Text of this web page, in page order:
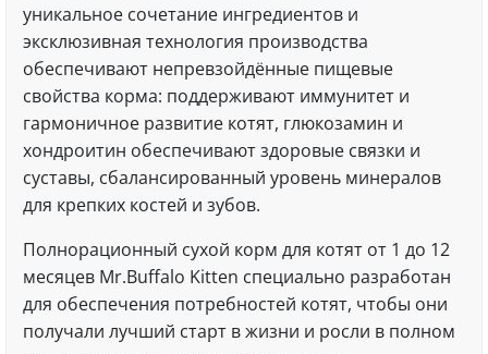
уникальное сочетание ингредиентов и
эксклюзивная технология производства
обеспечивают непревзойдённые пищевые
свойства корма: поддерживают иммунитет и
гармоничное развитие котят, глюкозамин и
хондроитин обеспечивают здоровые связки и
суставы, сбалансированный уровень минералов
для крепких костей и зубов.
Полнорационный сухой корм для котят от 1 до 12
месяцев Mr.Buffalo Kitten специально разработан
для обеспечения потребностей котят, чтобы они
получали лучший старт в жизни и росли в полном